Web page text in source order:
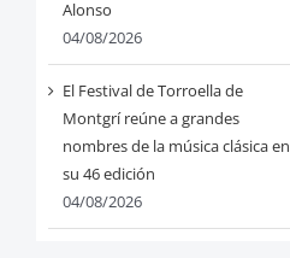
Alonso
04/08/2026
El Festival de Torroella de
Montgrí reúne a grandes
nombres de la música clásica en
su 46 edición
04/08/2026